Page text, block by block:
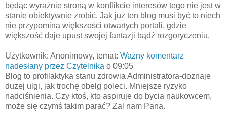
będąc wyraźnie stroną w konflikcie interesów tego nie jest w
stanie obiektywnie zrobić. Jak już ten blog musi być to niech
nie przypomina większości otwartych portali, gdzie
większość daje upust swojej fantazji bądź rozgoryczeniu.
Użytkownik: Anonimowy, temat: Ważny komentarz
nadesłany przez Czytelnika o 09:05
Blog to profilaktyka stanu zdrowia Administratora-doznaje
duzej ulgi, jak trochę obelg poleci. Mniejsze ryzyko
nadciśnienia. Czy ktoś, kto aspiruje do bycia naukowcem,
może się czymś takim parać? Żal nam Pana.